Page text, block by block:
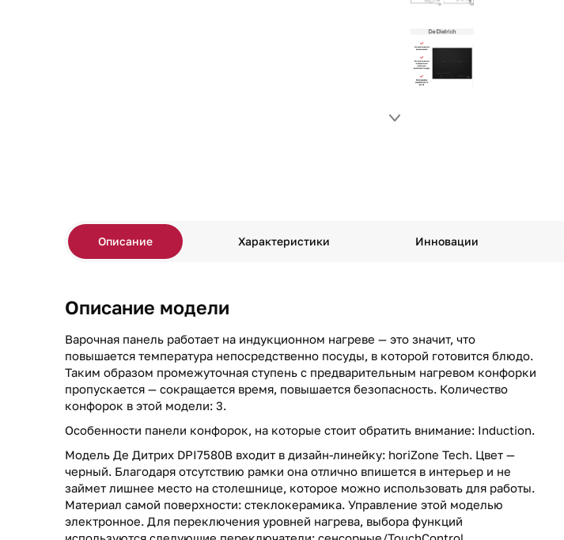
Описание Характеристики Инновации
Описание модели
Варочная панель работает на индукционном нагреве — это значит, что
повышается температура непосредственно посуды, в которой готовится блюдо.
Таким образом промежуточная ступень с предварительным нагревом конфорки
пропускается — сокращается время, повышается безопасность. Количество
конфорок в этой модели: 3.
Особенности панели конфорок, на которые стоит обратить внимание: Induction.
Модель Де Дитрих DPI7580B входит в дизайн-линейку: horiZone Tech. Цвет —
черный. Благодаря отсутствию рамки она отлично впишется в интерьер и не
займет лишнее место на столешнице, которое можно использовать для работы.
Материал самой поверхности: стеклокерамика. Управление этой моделью
электронное. Для переключения уровней нагрева, выбора функций